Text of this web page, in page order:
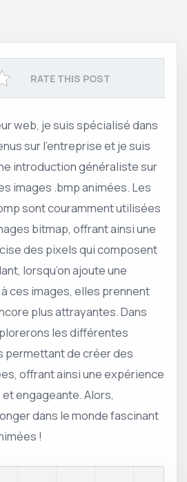
RATE THIS POST
web, je suis spécialisé dans
sur l’entreprise et je suis
introduction généraliste sur
images .bmp animées. Les
sont couramment utilisées
bitmap, offrant ainsi une
des pixels qui composent
lorsqu’on ajoute une
ces images, elles prennent
plus attrayantes. Dans
les différentes
permettant de créer des
offrant ainsi une expérience
engageante. Alors,
dans le monde fascinant
!